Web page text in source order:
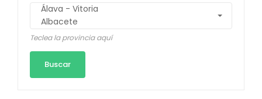
Teclea la provincia aquí